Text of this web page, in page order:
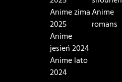
Anime zima
2025
Anime
jesień 2024
Anime lato
2024
Anime
romans